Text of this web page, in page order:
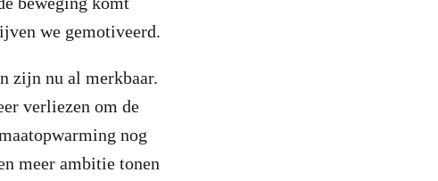
we gemotiveerd.
zijn nu al merkbaar.
verliezen om de
nog
meer ambitie tonen